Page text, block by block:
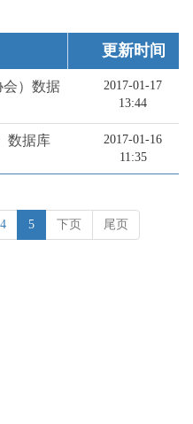
更新时间
会）数据
2017-01-17
13:44
数据库
2017-01-16
11:35
4 5 下页 尾页